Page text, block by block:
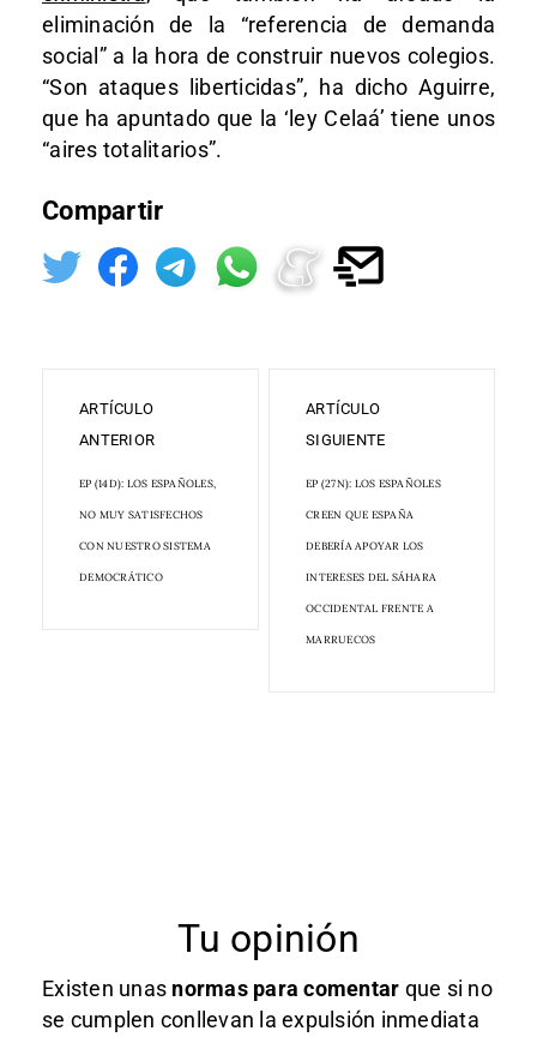
eliminación de la “referencia de demanda
social” a la hora de construir nuevos colegios.
“Son ataques liberticidas”, ha dicho Aguirre,
que ha apuntado que la ‘ley Celaá’ tiene unos
“aires totalitarios”.
Compartir
ARTÍCULO
ANTERIOR
EP (14D): LOS ESPAÑOLES,
NO MUY SATISFECHOS
CON NUESTRO SISTEMA
DEMOCRÁTICO
ARTÍCULO
SIGUIENTE
EP (27N): LOS ESPAÑOLES
CREEN QUE ESPAÑA
DEBERÍA APOYAR LOS
INTERESES DEL SÁHARA
OCCIDENTAL FRENTE A
MARRUECOS
Tu opinión
Existen unas normas para comentar que si no
se cumplen conllevan la expulsión inmediata